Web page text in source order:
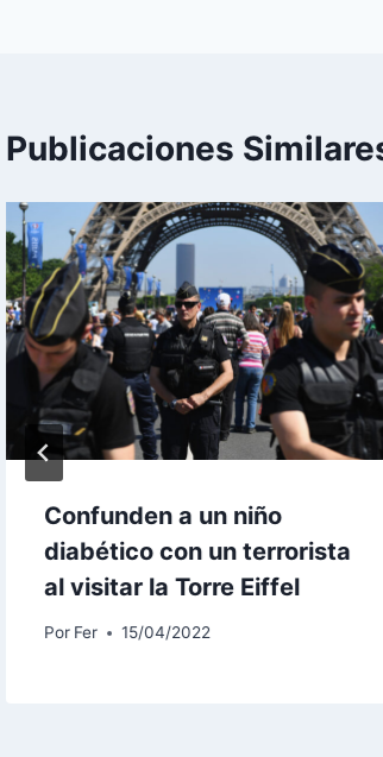
Publicaciones
Confunden a un niño
diabético con un terrorista
al visitar la Torre Eiffel
Por Fer 15/04/2022